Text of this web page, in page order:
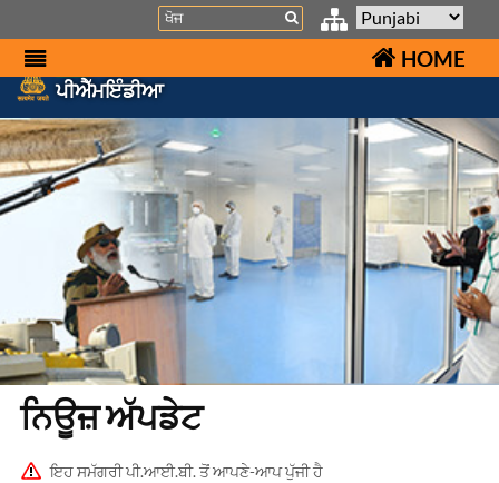
Search
HOME
ਪੀਐੱਮਇੰਡੀਆ
ਨਿਊਜ਼ ਅੱਪਡੇਟ
ਇਹ ਸਮੱਗਰੀ ਪੀ.ਆਈ.ਬੀ. ਤੋਂ ਆਪਣੇ-ਆਪ ਪੁੱਜੀ ਹੈ